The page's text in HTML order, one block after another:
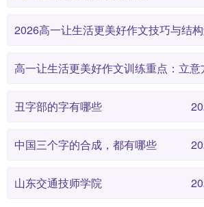
2026高一让生活更美好作文技巧与结
高一让生活更美好作文训练重点：立意
丑字部的字有哪些
中国三个字的合成，都有哪些
山东交通技师学院